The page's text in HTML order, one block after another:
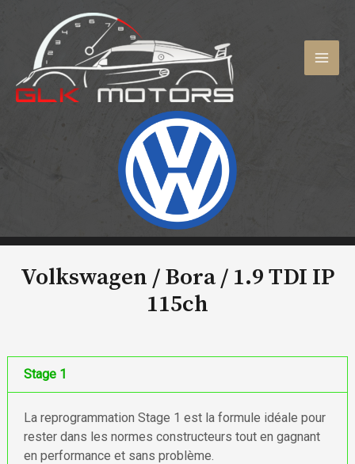
contenu
Volkswagen / Bora / 1.9 TDI IP
115ch
Stage 1
La reprogrammation Stage 1 est la formule idéale pour
rester dans les normes constructeurs tout en gagnant
en performance et sans problème.